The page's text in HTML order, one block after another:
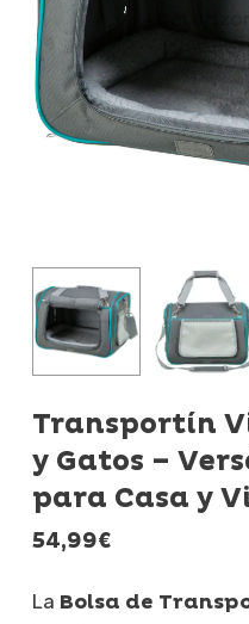
Transportín
y Gatos –
para Casa y
54,99€
La Bolsa de